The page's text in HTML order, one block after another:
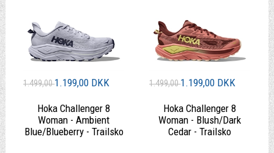
1.499,001.199,00 DKK
Hoka Challenger 8
Woman - Ambient
Blue/Blueberry - Trailsko
1.499,001.199,00 DKK
Hoka Challenger 8
Woman - Blush/Dark
Cedar - Trailsko